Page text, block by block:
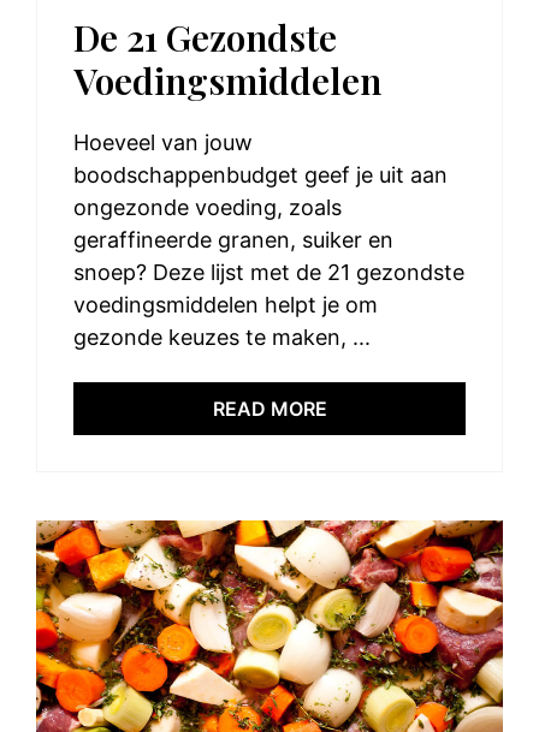
De 21 Gezondste
Voedingsmiddelen
Hoeveel van jouw
boodschappenbudget geef je uit aan
ongezonde voeding, zoals
geraffineerde granen, suiker en
snoep? Deze lijst met de 21 gezondste
voedingsmiddelen helpt je om
gezonde keuzes te maken, ...
READ MORE